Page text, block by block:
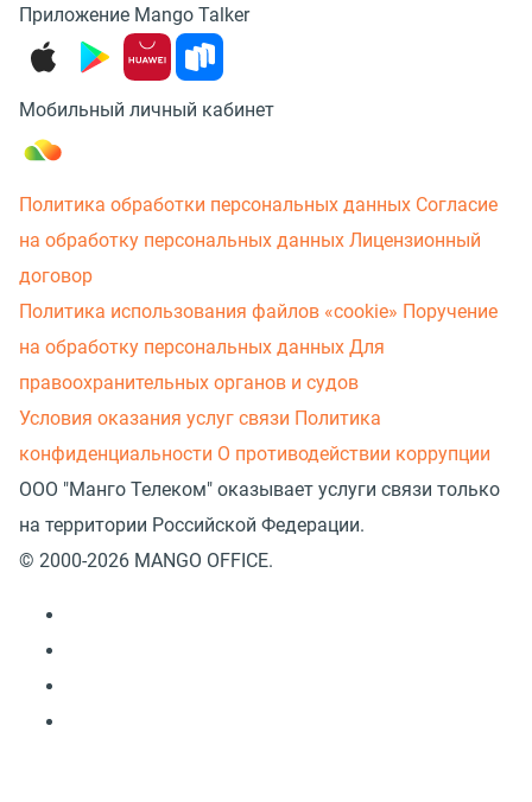
Приложение Mango Talker
Мобильный личный кабинет
Политика обработки персональных данных Согласие
на обработку персональных данных Лицензионный
договор
Политика использования файлов «cookie» Поручение
на обработку персональных данных Для
правоохранительных органов и судов
Условия оказания услуг связи Политика
конфиденциальности О противодействии коррупции
ООО "Манго Телеком" оказывает услуги связи только
на территории Российской Федерации.
© 2000-2026 MANGO OFFICE.